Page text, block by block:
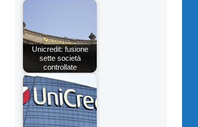
Unicredit: fusione
sette società
controllate